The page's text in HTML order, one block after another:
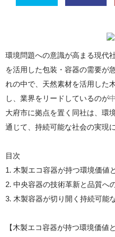
環境問題への意識が高まる現代
を活用した包装・容器の需要が
れの中で、天然素材を活用した
し、業界をリードしているのが
大府市に拠点を置く同社は、環
通じて、持続可能な社会の実現
目次
1. 木製エコ容器が持つ環境価値
2. 中央容器の技術革新と品質へ
3. 木製容器が切り開く持続可能
【木製エコ容器が持つ環境価値